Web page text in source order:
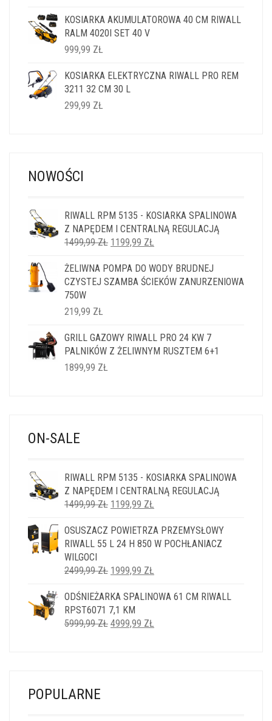
KOSIARKA AKUMULATOROWA 40 CM RIWALL
RALM 4020I SET 40 V
999,99 ZŁ
KOSIARKA ELEKTRYCZNA RIWALL PRO REM
3211 32 CM 30 L
299,99 ZŁ
NOWOŚCI
RIWALL RPM 5135 - KOSIARKA SPALINOWA
Z NAPĘDEM I CENTRALNĄ REGULACJĄ
1499,99ZŁ PIERWOTNA
WYNOSIŁA:
1499,99 ZŁ.
1199,99 ZŁ
WYNOSI:
1199,99 ZŁ.
ŻELIWNA POMPA DO WODY BRUDNEJ
CZYSTEJ SZAMBA ŚCIEKÓW ZANURZENIOWA
750W
219,99 ZŁ
GRILL GAZOWY RIWALL PRO 24 KW 7
PALNIKÓW Z ŻELIWNYM RUSZTEM 6+1
1899,99 ZŁ
ON-SALE
RIWALL RPM 5135 - KOSIARKA SPALINOWA
Z NAPĘDEM I CENTRALNĄ REGULACJĄ
1499,99ZŁ PIERWOTNA
WYNOSIŁA:
1499,99 ZŁ.
1199,99 ZŁ
WYNOSI:
1199,99 ZŁ.
OSUSZACZ POWIETRZA PRZEMYSŁOWY
RIWALL 55 L 24 H 850 W POCHŁANIACZ
WILGOCI
2499,99ZŁ PIERWOTNA
WYNOSIŁA:
2499,99 ZŁ.
1999,99 ZŁ
WYNOSI:
ODŚNIEŻARKA SPALINOWA 61 CM RIWALL
RPST6071 7,1 KM
5999,99ZŁ PIERWOTNA
4999,99 ZŁ
POPULARNE